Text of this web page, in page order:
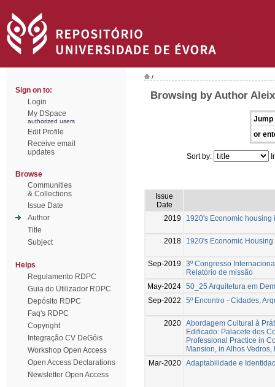
Sign on to:
Login
My DSpace
authorized users
Edit Profile
Receive email
updates
Browse
Communities
& Collections
Issue Date
Author
Title
Subject
Helps
Regulamento RDPC
Guia do Utilizador RDPC
Depósito RDPC
Faq's RDPC
Copyright
Integração CV DeGóis
Workshop Open Access
Open Access Declarations
Newsletter Open Access
/
Browsing by Author
Jump
or
Sort by:
Issue
Date
2019
1920's Economic housing
2018 1920's Economic
Sep-2019
3º Congresso
Relatório de missão
May-2024 50_25 Arquitetura em
Sep-2022
5º Encontro - Cidades,
2020 Abordagem Cultural à
Edificado: Palacete dos
Professional Practice in
Mansion, in Alhos Vedros,
Mar-2020 Adaptabilidade e